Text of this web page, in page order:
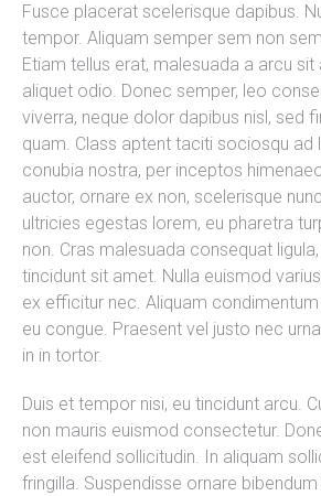
Fusce placerat scelerisque dapibus.
tempor. Aliquam semper sem non
Etiam tellus erat, malesuada a arcu sit
aliquet odio. Donec semper, leo
viverra, neque dolor dapibus nisl, sed
quam. Class aptent taciti sociosqu ad
conubia nostra, per inceptos
auctor, ornare ex non, scelerisque
ultricies egestas lorem, eu pharetra
non. Cras malesuada consequat
tincidunt sit amet. Nulla euismod
ex efficitur nec. Aliquam
eu congue. Praesent vel justo nec
in in tortor.
Duis et tempor nisi, eu tincidunt arcu.
non mauris euismod consectetur.
est eleifend sollicitudin. In aliquam
fringilla. Suspendisse ornare